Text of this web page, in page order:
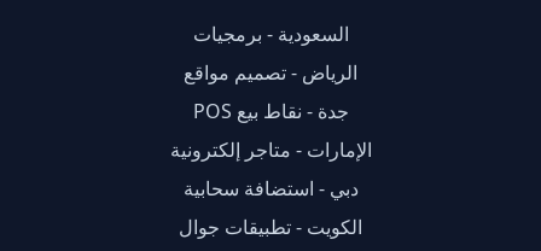
السعودية - برمجيات
الرياض - تصميم مواقع
جدة - نقاط بيع POS
الإمارات - متاجر إلكترونية
دبي - استضافة سحابية
الكويت - تطبيقات جوال